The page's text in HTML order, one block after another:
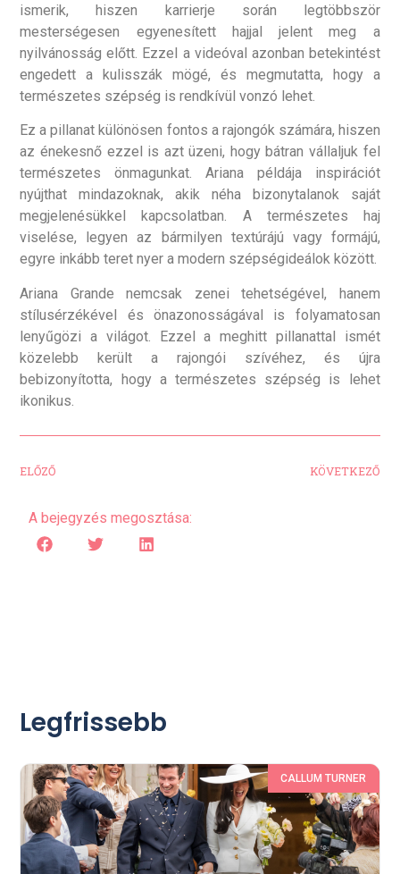
ismerik, hiszen karrierje során legtöbbször
mesterségesen egyenesített hajjal jelent meg a
nyilvánosság előtt. Ezzel a videóval azonban betekintést
engedett a kulisszák mögé, és megmutatta, hogy a
természetes szépség is rendkívül vonzó lehet.
Ez a pillanat különösen fontos a rajongók számára, hiszen
az énekesnő ezzel is azt üzeni, hogy bátran vállaljuk fel
természetes önmagunkat. Ariana példája inspirációt
nyújthat mindazoknak, akik néha bizonytalanok saját
megjelenésükkel kapcsolatban. A természetes haj
viselése, legyen az bármilyen textúrájú vagy formájú,
egyre inkább teret nyer a modern szépségideálok között.
Ariana Grande nemcsak zenei tehetségével, hanem
stílusérzékével és önazonosságával is folyamatosan
lenyűgözi a világot. Ezzel a meghitt pillanattal ismét
közelebb került a rajongói szívéhez, és újra
bebizonyította, hogy a természetes szépség is lehet
ikonikus.
ELŐZŐ KÖVETKEZŐ
A bejegyzés megosztása:
Legfrissebb
CALLUM TURNER